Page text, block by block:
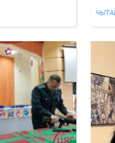
хваробы,
год таму.
не
адзначаюць
в
на